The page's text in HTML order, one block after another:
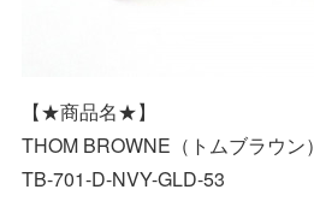
【★商品名★】
THOM BROWNE（トムブラウン）
TB-701-D-NVY-GLD-53